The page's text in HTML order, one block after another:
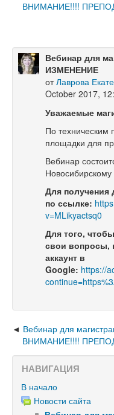
ВНИМАНИЕ!!!!
Вебинар для
ИЗМЕНЕНИЕ
отЛаврова
October 2017,
Уважаемые
По техническим
площадки для
Вебинар
Для получения
по ссылке:
v=MLikyactsq0
Для того,
свои вопросы,
аккаунт в
Google: https://
Вебинар для
ВНИМАНИЕ!!!!
НАВИГАЦИЯ
В начало
Новости сайта